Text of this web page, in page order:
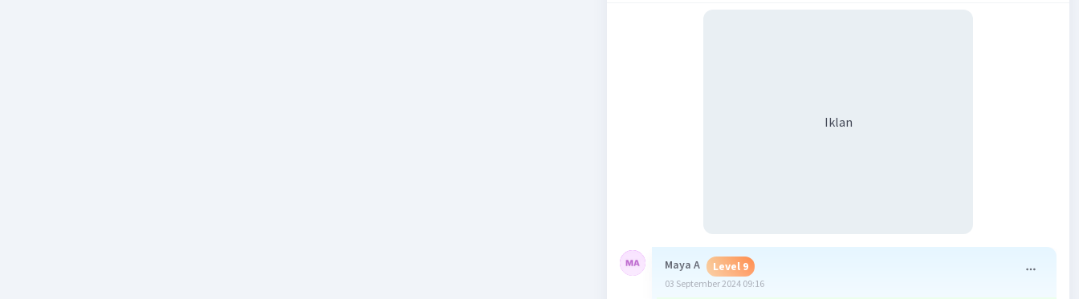
Iklan
Maya A Level 9
03 September 2024 09:16